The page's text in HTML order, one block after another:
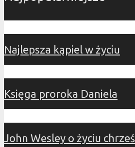
Najlepsza kąpiel w życiu
Księga proroka Daniela
John Wesley o życiu